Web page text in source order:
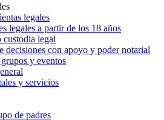
legales
legales a partir de los 18 años
custodia legal
decisiones con apoyo y poder notarial
y eventos
y servicios
de padres